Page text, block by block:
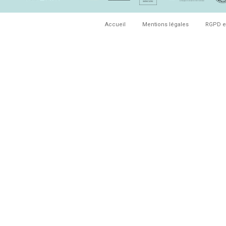
Accueil Mentions légales RGPD